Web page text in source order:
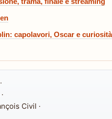
capolavori, Oscar e curiosità
Civil ·